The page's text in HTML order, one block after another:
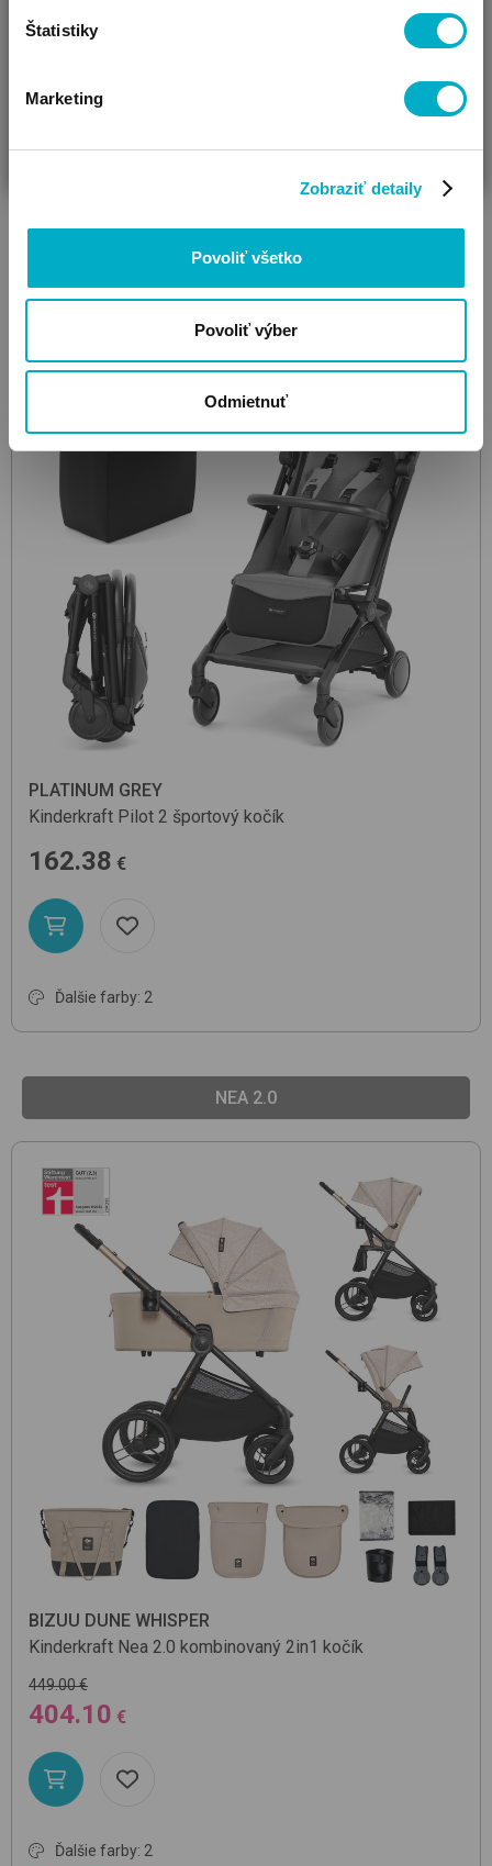
Štatistiky
Marketing
Zobraziť detaily
Povoliť všetko
Povoliť výber
Odmietnuť
162.32
PLATINUM GREY
Kinderkraft Pilot 2 športový kočík
162.38 €
Ďalšie farby: 2
NEA 2.0
BIZUU DUNE WHISPER
Kinderkraft Nea 2.0 kombinovaný 2in1 kočík
449.00 €
404.10 €
Ďalšie farby: 2